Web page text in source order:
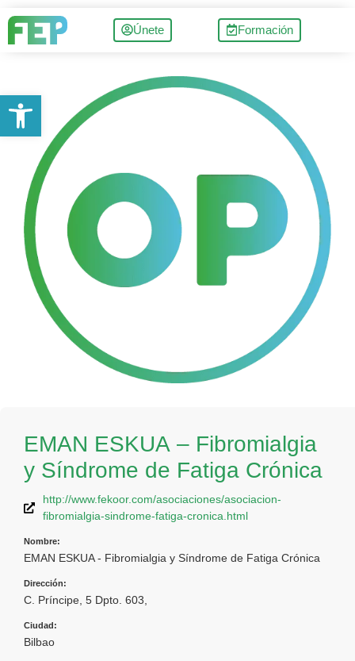
Únete Formación
EMAN ESKUA – Fibromialgia
y Síndrome de Fatiga Crónica
http://www.fekoor.com/asociaciones/asociacion-
fibromialgia-sindrome-fatiga-cronica.html
Nombre:
EMAN ESKUA - Fibromialgia y Síndrome de Fatiga Crónica
Dirección:
C. Príncipe, 5 Dpto. 603,
Ciudad:
Bilbao
Abrir barra de herramientas